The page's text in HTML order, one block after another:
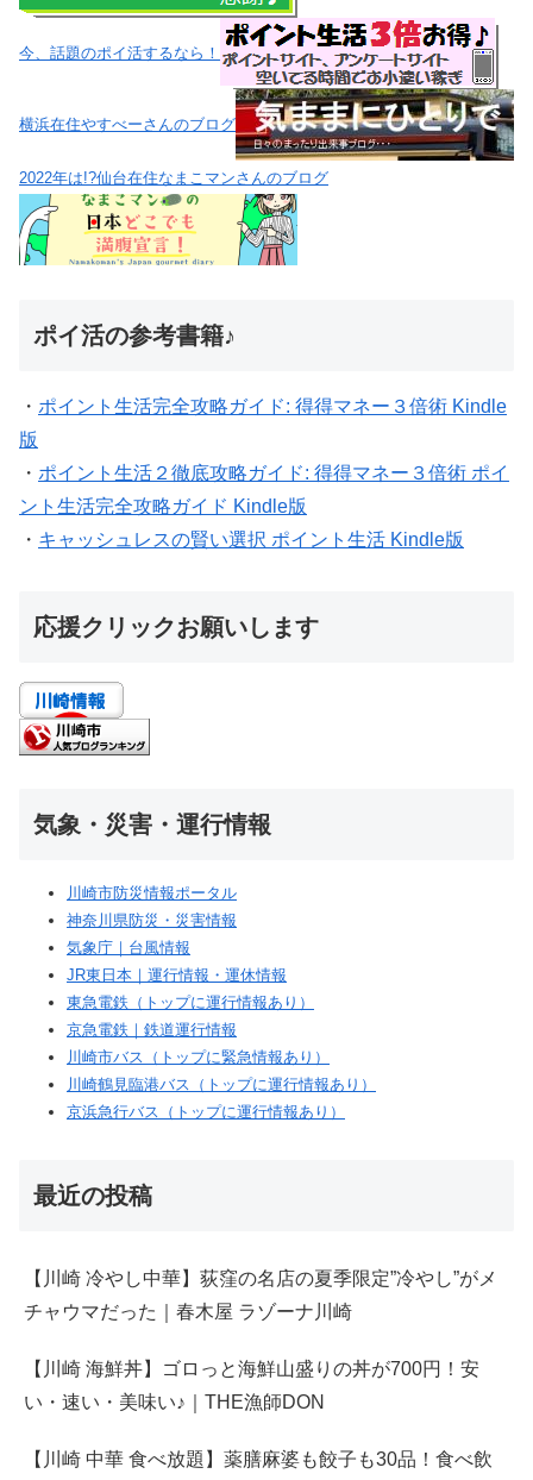
今、話題のポイ活するなら！
横浜在住やすべーさんのブログ
2022年は!?仙台在住なまこマンさんのブログ
ポイ活の参考書籍♪
・ ポイント生活完全攻略ガイド: 得得マネー３倍術 Kindle
版
・ ポイント生活２徹底攻略ガイド: 得得マネー３倍術 ポイ
ント生活完全攻略ガイド Kindle版
・ キャッシュレスの賢い選択 ポイント生活 Kindle版
応援クリックお願いします
気象・災害・運行情報
川崎市防災情報ポータル
神奈川県防災・災害情報
気象庁｜台風情報
JR東日本｜運行情報・運休情報
東急電鉄（トップに運行情報あり）
京急電鉄｜鉄道運行情報
川崎市バス（トップに緊急情報あり）
川崎鶴見臨港バス（トップに運行情報あり）
京浜急行バス（トップに運行情報あり）
最近の投稿
【川崎 冷やし中華】荻窪の名店の夏季限定”冷やし”がメ
チャウマだった｜春木屋 ラゾーナ川崎
【川崎 海鮮丼】ゴロっと海鮮山盛りの丼が700円！安
い・速い・美味い♪｜THE漁師DON
【川崎 中華 食べ放題】薬膳麻婆も餃子も30品！食べ飲